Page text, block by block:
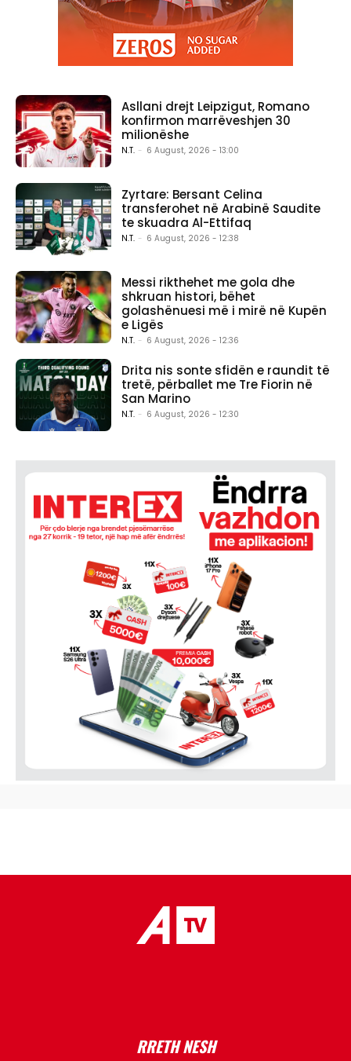
Asllani drejt Leipzigut, Romano
konfirmon marrëveshjen 30
milionëshe
N.T. - 6 August, 2026 - 13:00
Zyrtare: Bersant Celina
transferohet në Arabinë Saudite
te skuadra Al-Ettifaq
N.T. - 6 August, 2026 - 12:38
Messi rikthehet me gola dhe
shkruan histori, bëhet
golashënuesi më i mirë në Kupën
e Ligës
N.T. - 6 August, 2026 - 12:36
Drita nis sonte sfidën e raundit të
tretë, përballet me Tre Fiorin në
San Marino
N.T. - 6 August, 2026 - 12:30
RRETH NESH